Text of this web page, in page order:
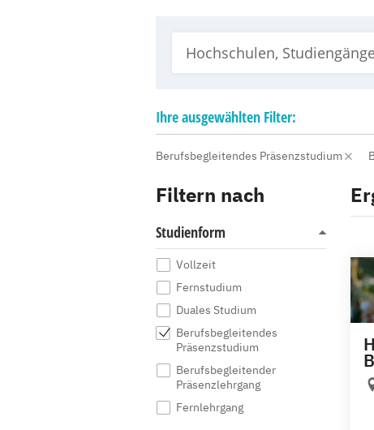
Ihreausgewählten Filter:
Berufsbegleitendes Präsenzstudium
Filtern nach
Studienform
Vollzeit
Fernstudium
Duales Studium
Berufsbegleitendes
Präsenzstudium
Berufsbegleitender
Präsenzlehrgang
Fernlehrgang